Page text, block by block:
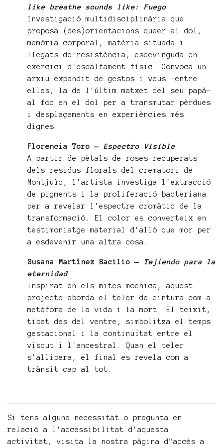
like breathe sounds like: Fuego
Investigació multidisciplinària que
proposa (des)orientacions queer al dol,
memòria corporal, matèria situada i
llegats de resistència, esdevinguda en
exercici d'escalfament físic. Convoca un
arxiu expandit de gestos i veus —entre
elles, la de l'últim matxet del seu papà—
al foc en el dol per a transmutar pèrdues
i desplaçaments en experiències més
dignes.
Florencia Toro — Espectro Visible
A partir de pètals de roses recuperats
dels residus florals del crematori de
Montjuïc, l'artista investiga l'extracció
de pigments i la proliferació bacteriana
per a revelar l'espectre cromàtic de la
transformació. El color es converteix en
testimoniatge material d'allò que mor per
a esdevenir una altra cosa.
Susana Martínez Bacilio — Tejiendo para la
eternidad
Inspirat en els mites mochica, aquest
projecte aborda el teler de cintura com a
metàfora de la vida i la mort. El teixit,
tibat des del ventre, simbolitza el temps
gestacional i la continuïtat entre el
viscut i l'ancestral. Quan el teler
s'allibera, el final es revela com a
trànsit cap al tot.
Si tens alguna necessitat o pregunta en
relació a l'accessibilitat d'aquesta
activitat, visita la nostra pàgina d"accés a